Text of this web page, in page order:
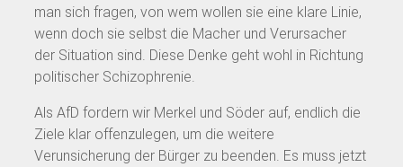
man sich fragen, von wem wollen sie eine klare Linie,
wenn doch sie selbst die Macher und Verursacher
der Situation sind. Diese Denke geht wohl in Richtung
politischer Schizophrenie.
Als AfD fordern wir Merkel und Söder auf, endlich die
Ziele klar offenzulegen, um die weitere
Verunsicherung der Bürger zu beenden. Es muss jetzt